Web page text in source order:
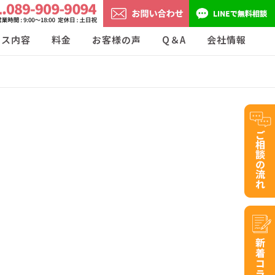
内容 料金 お客様の声 Q＆A 会社情報